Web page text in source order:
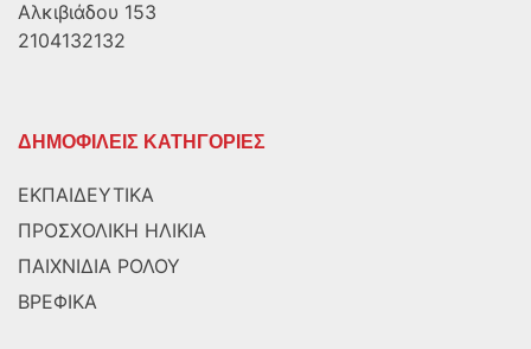
Αλκιβιάδου 153
2104132132
ΔΗΜΟΦΙΛΕΙΣ ΚΑΤΗΓΟΡΙΕΣ
ΕΚΠΑΙΔΕΥΤΙΚΑ
ΠΡΟΣΧΟΛΙΚΗ ΗΛΙΚΙΑ
ΠΑΙΧΝΙΔΙΑ ΡΟΛΟΥ
ΒΡΕΦΙΚΑ